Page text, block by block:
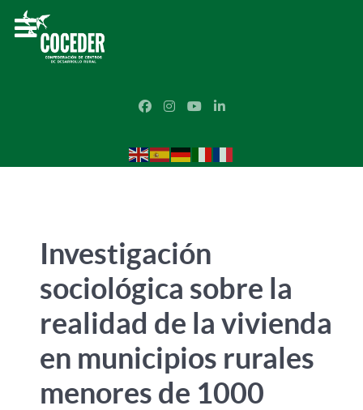
Investigación
sociológica sobre la
realidad de la vivienda
en municipios rurales
menores de 1000